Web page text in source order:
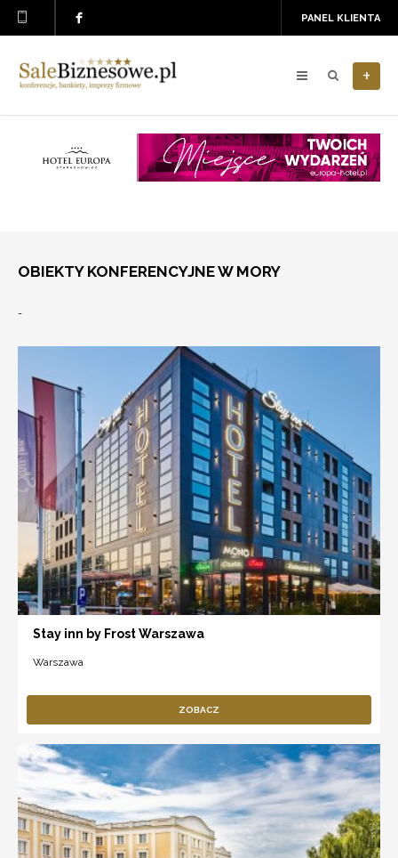
PANEL KLIENTA
+
OBIEKTY KONFERENCYJNE W MORY
-
Stay inn by Frost Warszawa
Warszawa
ZOBACZ